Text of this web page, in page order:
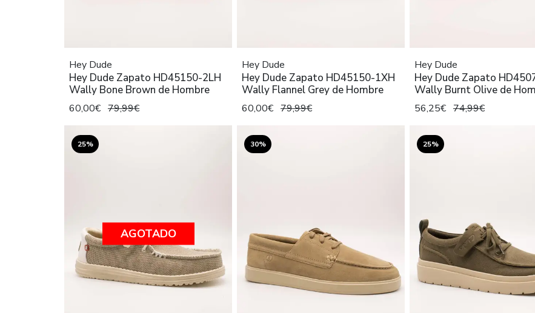
Hey Dude
Hey Dude Zapato HD45150-2LH
Wally Bone Brown de Hombre
60,00€ 79,99€
Hey Dude
Hey Dude Zapato HD45150-1XH
Wally Flannel Grey de Hombre
60,00€ 79,99€
Hey Dude
Hey Dude Zapato
Wally Burnt Olive de
56,25€ 74,99€
25%
AGOTADO
30% 25%